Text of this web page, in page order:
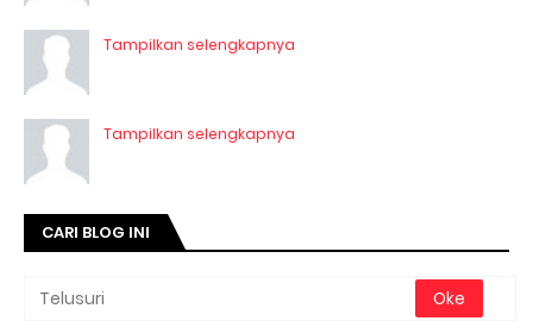
Tampilkan selengkapnya
Tampilkan selengkapnya
CARI BLOG INI